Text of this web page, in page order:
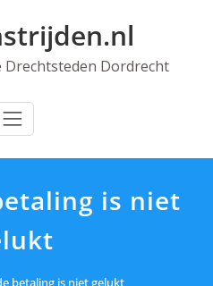
Dordrecht
is niet
betaling is niet gelukt